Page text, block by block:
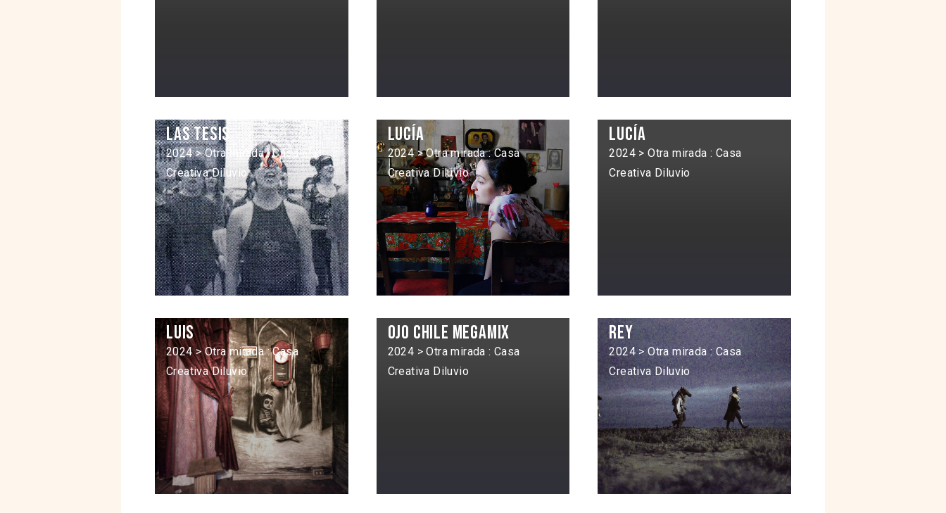
Las tesis
2024 > Otra mirada : Casa
Creativa Diluvio
Lucía
2024 > Otra mirada : Casa
Creativa Diluvio
Lucía
2024 > Otra mirada : Casa
Creativa Diluvio
Luis
2024 > Otra mirada : Casa
Creativa Diluvio
Ojo Chile Megamix
2024 > Otra mirada : Casa
Creativa Diluvio
Rey
2024 > Otra mirada : Casa
Creativa Diluvio